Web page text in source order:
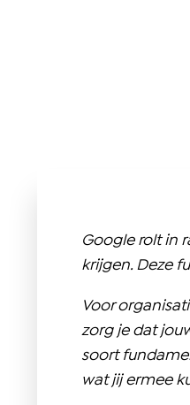
Google rolt in
krijgen. Deze
Voor
zorg je dat
soort
wat jij ermee